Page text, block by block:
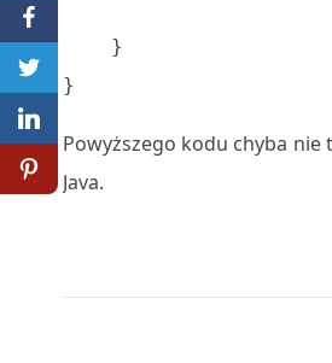
    }
}
Powyższego kodu chyba
Java.